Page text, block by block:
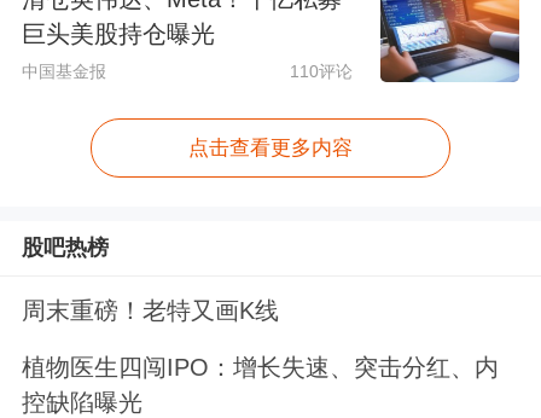
巨头美股持仓曝光
中国基金报 110评论
点击查看更多内容
股吧热榜
周末重磅！老特又画K线
植物医生四闯IPO：增长失速、突击分红、内
控缺陷曝光